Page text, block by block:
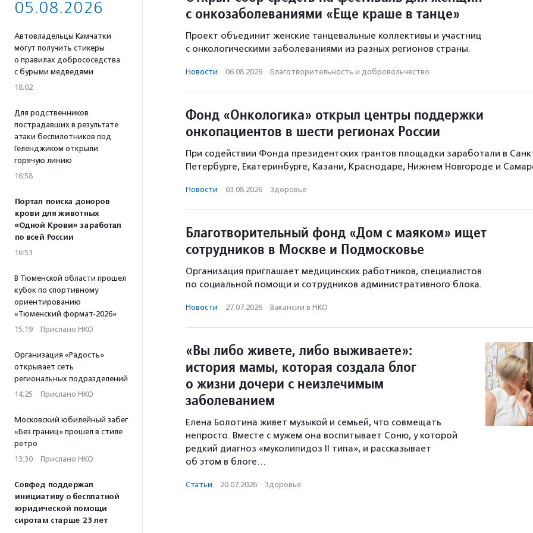
05.08.2026
Автовладельцы Камчатки
могут получить стикеры
о правилах добрососедства
с бурыми медведями
18:02
Для родственников
пострадавших в результате
атаки беспилотников под
Геленджиком открыли
горячую линию
16:58
Портал поиска доноров
крови для животных
«Одной Крови» заработал
по всей России
16:53
В Тюменской области прошел
кубок по спортивному
ориентированию
«Тюменский формат-2026»
15:19 · Прислано НКО
Организация «Радость»
открывает сеть
региональных подразделений
14:25 · Прислано НКО
Московский юбилейный забег
«Без границ» прошел в стиле
ретро
13:30 · Прислано НКО
Совфед поддержал
инициативу о бесплатной
юридической помощи
сиротам старше 23 лет
с онкозаболеваниями «Еще краше в танце»
Проект объединит женские танцевальные коллективы и участниц
с онкологическими заболеваниями из разных регионов страны.
Новости · 06.08.2026 · Благотвори­тель­ность и доброволь­чест­во
Фонд «Онкологика» открыл центры поддержки
онкопациентов в шести регионах России
При содействии Фонда президентских грантов площадки заработали в
Петербурге, Екатеринбурге, Казани, Краснодаре, Нижнем Новгороде и
Новости · 03.08.2026 · Здоровье
Благотворительный фонд «Дом с маяком» ищет
сотрудников в Москве и Подмосковье
Организация приглашает медицинских работников, специалистов
по социальной помощи и сотрудников административного блока.
Новости · 27.07.2026 · Вакансии в НКО
«Вы либо живете, либо выживаете»:
история мамы, которая создала блог
о жизни дочери с неизлечимым
заболеванием
Елена Болотина живет музыкой и семьей, что совмещать
непросто. Вместе с мужем она воспитывает Соню, у которой
редкий диагноз «муколипидоз II типа», и рассказывает
об этом в блоге…
Статьи · 20.07.2026 · Здоровье